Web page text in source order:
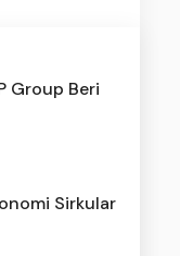
Group Beri
Sirkular